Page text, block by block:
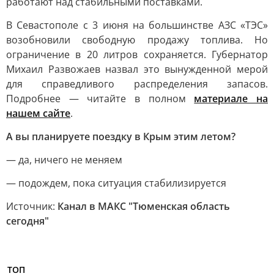
В Севастополе с 3 июня на большинстве АЗС «ТЭС»
возобновили свободную продажу топлива. Но
ограничение в 20 литров сохраняется. Губернатор
Михаил Развожаев назвал это вынужденной мерой
для справедливого распределения запасов.
Подробнее — читайте в полном материале на
нашем сайте.
А вы планируете поездку в Крым этим летом?
— да, ничего не меняем
— подождем, пока ситуация стабилизируется
Источник: Канал в МАКС "Тюменская область
сегодня"
ТОП